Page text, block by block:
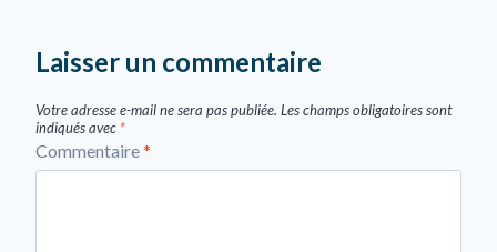
Laisser un commentaire
Votre adresse e-mail ne sera pas publiée. Les champs obligatoires sont
indiqués avec *
Commentaire*